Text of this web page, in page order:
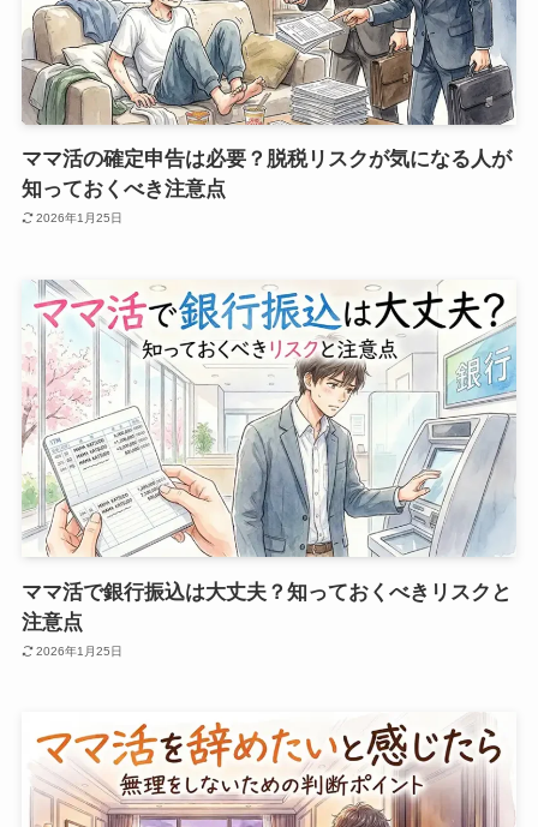
ママ活の確定申告は必要？脱税リスクが気になる人が
知っておくべき注意点
2026年1月25日
ママ活で銀行振込は大丈夫？知っておくべきリスクと
注意点
2026年1月25日